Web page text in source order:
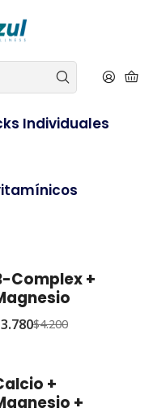
Individuales
Complex +
$4.200
+
+